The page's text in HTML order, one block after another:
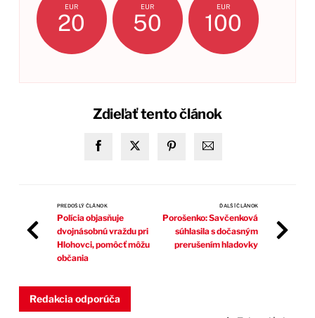
EUR
20
EUR
50
EUR
100
Zdieľať tento článok
PREDOŠLÝ ČLÁNOK
Polícia objasňuje
dvojnásobnú vraždu pri
Hlohovci, pomôcť môžu
občania
ĎALŠÍ ČLÁNOK
Porošenko: Savčenková
súhlasila s dočasným
prerušením hladovky
Redakcia odporúča